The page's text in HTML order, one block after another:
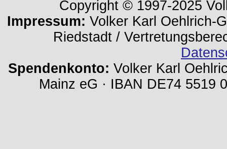
Copyright © 1997-2025
Impressum: Volker Karl Oehlrich-
Riedstadt /
Spendenkonto: Volker Karl
Mainz eG · IBAN DE74 5519